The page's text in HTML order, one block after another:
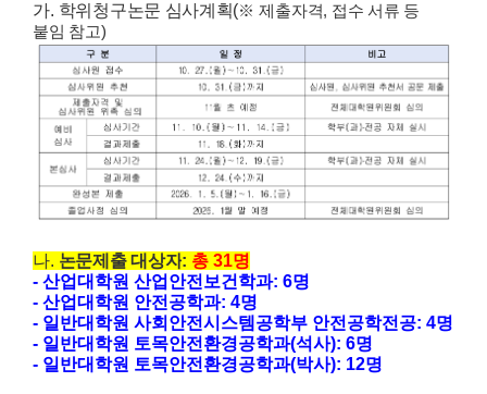
가. 학위청구논문 심사계획(※ 제출자격, 접수 서류 등
붙임 참고)
나. 논문제출 대상자: 총 31명
- 산업대학원 산업안전보건학과: 6명
- 산업대학원 안전공학과: 4명
- 일반대학원 사회안전시스템공학부 안전공학전공: 4명
- 일반대학원 토목안전환경공학과(석사): 6명
- 일반대학원 토목안전환경공학과(박사): 12명